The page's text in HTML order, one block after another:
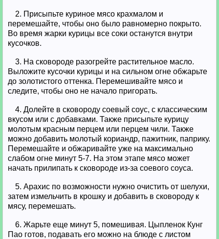
2. Присыпьте куриное мясо крахмалом и
перемешайте, чтобы оно было равномерно покрыто.
Во время жарки курицы все соки останутся внутри
кусочков.
3. На сковороде разогрейте растительное масло.
Выложите кусочки курицы и на сильном огне обжарьте
до золотистого оттенка. Перемешивайте мясо и
следите, чтобы оно не начало пригорать.
4. Долейте в сковороду соевый соус, с классическим
вкусом или с добавками. Также присыпьте курицу
молотым красным перцем или перцем чили. Также
можно добавить молотый кориандр, пажитник, паприку.
Перемешайте и обжаривайте уже на максимально
слабом огне минут 5-7. На этом этапе мясо может
начать прилипать к сковороде из-за соевого соуса.
5. Арахис по возможности нужно очистить от шелухи,
затем измельчить в крошку и добавить в сковороду к
мясу, перемешать.
6. Жарьте еще минут 5, помешивая. Цыпленок Кунг
Пао готов, подавать его можно на блюде с листом